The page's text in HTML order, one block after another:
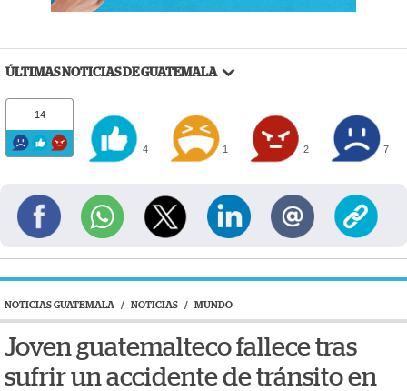
ÚLTIMAS NOTICIAS DE GUATEMALA
14
4 1 2 7
NOTICIAS GUATEMALA / NOTICIAS / MUNDO
Joven guatemalteco fallece tras
sufrir un accidente de tránsito en